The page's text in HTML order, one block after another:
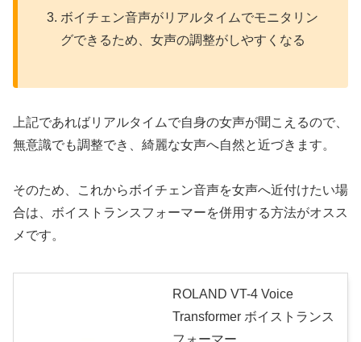
ボイチェン音声がリアルタイムでモニタリン
グできるため、女声の調整がしやすくなる
上記であればリアルタイムで自身の女声が聞こえるので、
無意識でも調整でき、綺麗な女声へ自然と近づきます。
そのため、これからボイチェン音声を女声へ近付けたい場
合は、ボイストランスフォーマーを併用する方法がオスス
メです。
ROLAND VT-4 Voice
Transformer ボイストランス